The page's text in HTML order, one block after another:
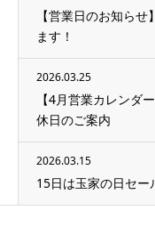
【営業日のお知ら
ます！
2026.03.25
【4月営業カレンダ
休日のご案内
2026.03.15
15日は玉家の日セー